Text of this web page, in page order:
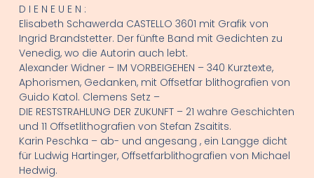
D I E N E U E N :
Elisabeth Schawerda CASTELLO 3601 mit Grafik von
Ingrid Brandstetter. Der fünfte Band mit Gedichten zu
Venedig, wo die Autorin auch lebt.
Alexander Widner – IM VORBEIGEHEN – 340 Kurztexte,
Aphorismen, Gedanken, mit Offsetfar blithografien von
Guido Katol. Clemens Setz –
DIE RESTSTRAHLUNG DER ZUKUNFT – 21 wahre Geschichten
und 11 Offsetlithografien von Stefan Zsaitits.
Karin Peschka – ab- und angesang , ein Langge dicht
für Ludwig Hartinger, Offsetfarblithografien von Michael
Hedwig.